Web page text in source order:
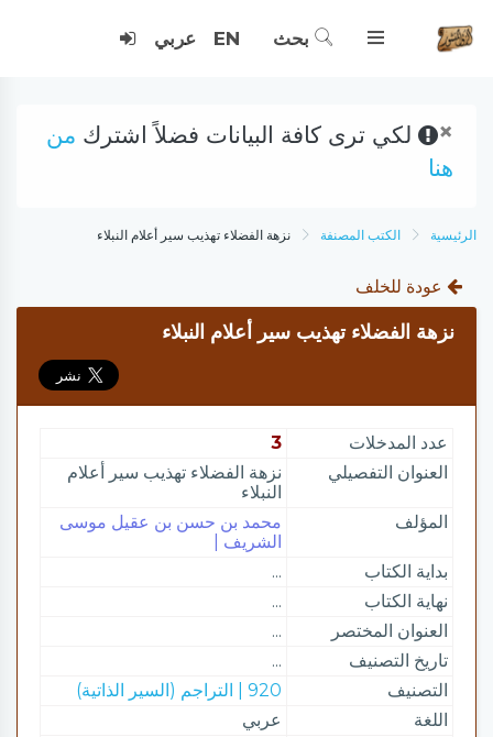
بحث EN عربي
× لكي ترى كافة البيانات فضلاً اشترك من
هنا
الرئيسية الكتب المصنفة نزهة الفضلاء تهذيب سير أعلام النبلاء
عودة للخلف
نزهة الفضلاء تهذيب سير أعلام النبلاء
عدد المدخلات
3
العنوان التفصيلي
نزهة الفضلاء تهذيب سير أعلام
النبلاء
المؤلف
محمد بن حسن بن عقيل موسى
الشريف |
بداية الكتاب
...
نهاية الكتاب
...
العنوان المختصر
...
تاريخ التصنيف
...
التصنيف
920 | التراجم (السير الذاتية)
اللغة
عربي